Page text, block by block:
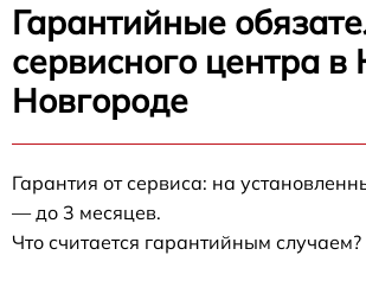
Гарантийные
сервисного центра
Новгороде
Гарантия от сервиса: на
— до 3 месяцев.
Что считается гарантийным случаем?